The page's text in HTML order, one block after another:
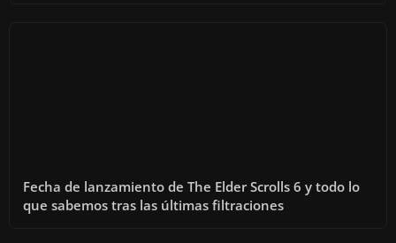
Fecha de lanzamiento de The Elder Scrolls 6 y todo lo
que sabemos tras las últimas filtraciones